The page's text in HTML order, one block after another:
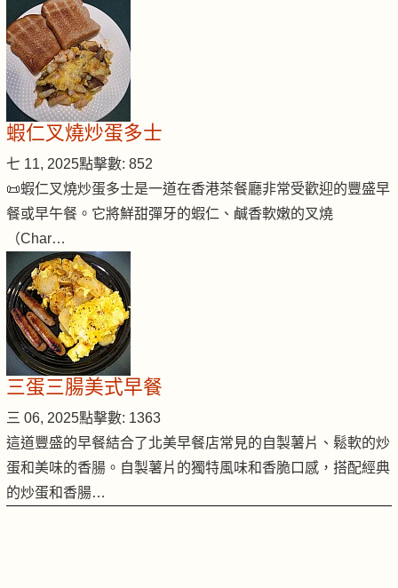
蝦仁叉燒炒蛋多士
七 11, 2025點擊數: 852
📜蝦仁叉燒炒蛋多士是一道在香港茶餐廳非常受歡迎的豐盛早
餐或早午餐。它將鮮甜彈牙的蝦仁、鹹香軟嫩的叉燒
（Char…
三蛋三腸美式早餐
三 06, 2025點擊數: 1363
這道豐盛的早餐結合了北美早餐店常見的自製薯片、鬆軟的炒
蛋和美味的香腸。自製薯片的獨特風味和香脆口感，搭配經典
的炒蛋和香腸…